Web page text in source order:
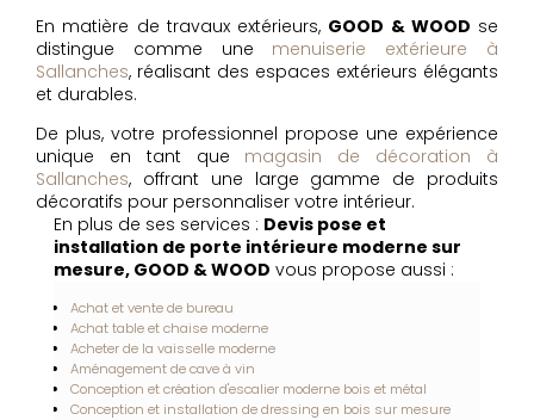
En matière de travaux extérieurs, GOOD & WOOD se
distingue comme une menuiserie extérieure à
Sallanches, réalisant des espaces extérieurs élégants
et durables.
De plus, votre professionnel propose une expérience
unique en tant que magasin de décoration à
Sallanches, offrant une large gamme de produits
décoratifs pour personnaliser votre intérieur.
En plus de ses services : Devis pose et
installation de porte intérieure moderne sur
mesure, GOOD & WOOD vous propose aussi :
Achat et vente de bureau
Achat table et chaise moderne
Acheter de la vaisselle moderne
Aménagement de cave à vin
Conception et création d'escalier moderne bois et métal
Conception et installation de dressing en bois sur mesure